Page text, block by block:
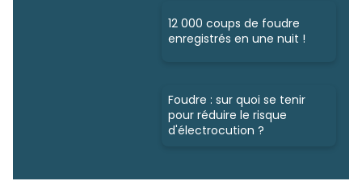
12 000 coups de foudre
enregistrés en une nuit !
Foudre : sur quoi se tenir
pour réduire le risque
d'électrocution ?